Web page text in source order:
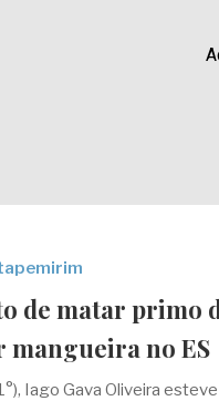
de matar primo
mangueira no ES
Iago Gava Oliveira